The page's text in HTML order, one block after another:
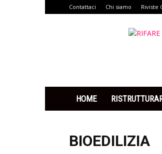
Contattaci Chi siamo Riviste
HOME
BIOEDILIZIA